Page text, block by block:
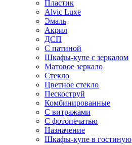
Пластик
Alvic Luxe
Эмаль
Акрил
ДСП
С патиной
Шкафы-купе с зеркалом
Матовое зеркало
Стекло
Цветное стекло
Пескоструй
Комбинированные
С витражами
С фотопечатью
Назначение
Шкафы-купе в гостиную